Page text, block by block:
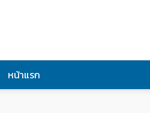
หน้าแรก